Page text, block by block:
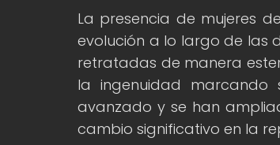
La presencia de mujeres
evolución a lo largo de las
retratadas de manera
la ingenuidad marcando
avanzado y se han
cambio significativo en la